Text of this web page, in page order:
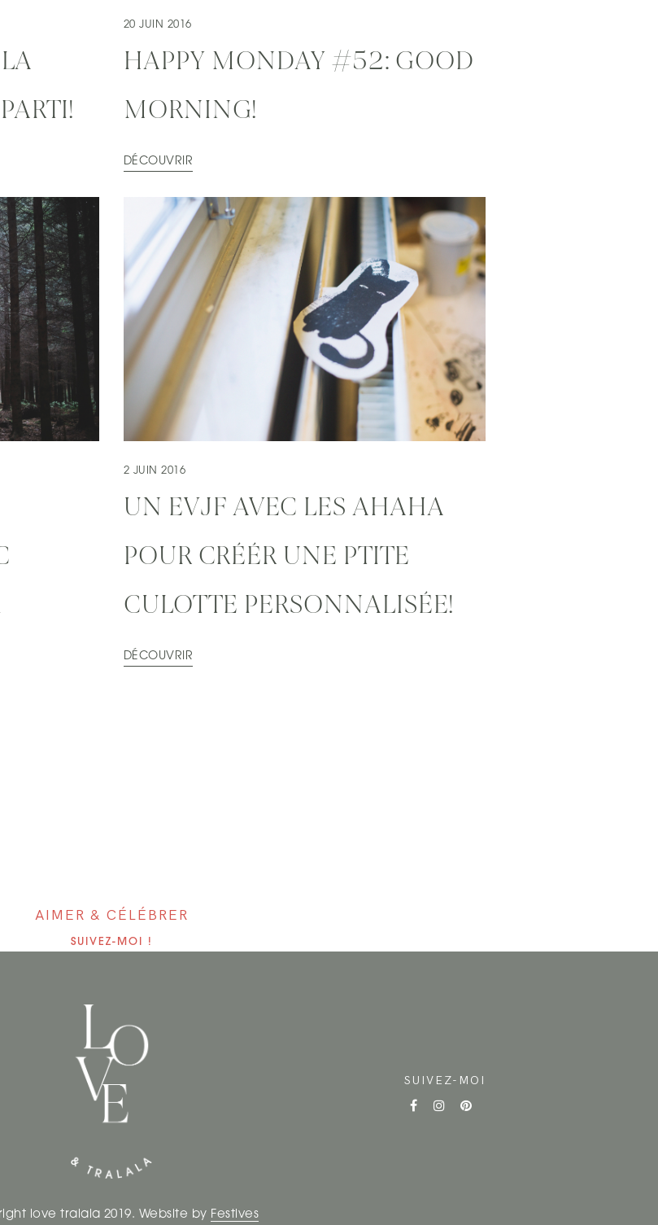
20 JUIN 2016
HAPPY MONDAY #52: GOOD
MORNING!
DÉCOUVRIR
2 JUIN 2016
UN EVJF AVEC LES AHAHA
POUR CRÉÉR UNE PTITE
CULOTTE PERSONNALISÉE!
DÉCOUVRIR
AIMER & CÉLÉBRER
SUIVEZ-MOI !
SUIVEZ-MOI
love tralala 2019. Website by Festives